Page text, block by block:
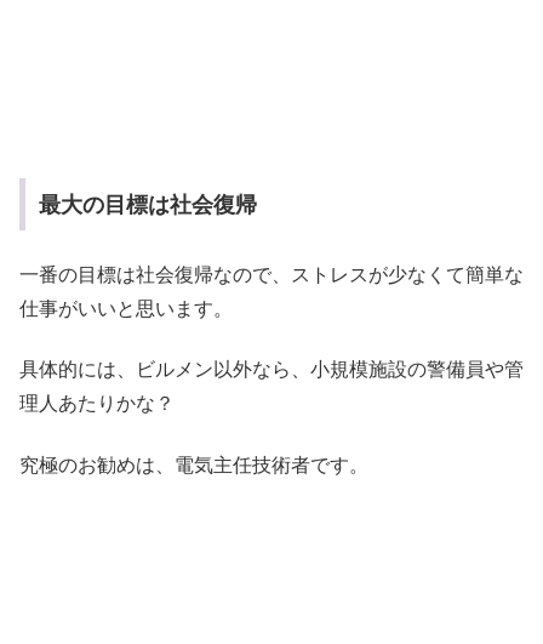
最大の目標は社会復帰
一番の目標は社会復帰なので、ストレスが少なくて簡単な
仕事がいいと思います。
具体的には、ビルメン以外なら、小規模施設の警備員や管
理人あたりかな？
究極のお勧めは、電気主任技術者です。